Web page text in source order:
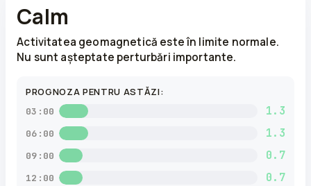
Calm
Activitatea geomagnetică este în limite normale.
Nu sunt așteptate perturbări importante.
PROGNOZA PENTRU ASTĂZI:
03:00 1.3
06:00 1.3
09:00 0.7
12:00 0.7